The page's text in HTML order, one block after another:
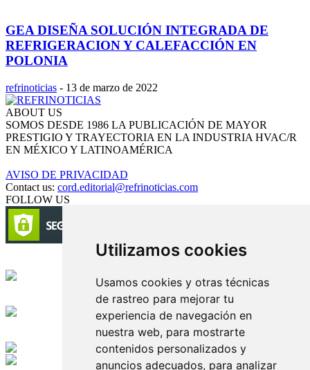
Utilizamos cookies
Usamos cookies y otras técnicas
de rastreo para mejorar tu
experiencia de navegación en
nuestra web, para mostrarte
contenidos personalizados y
anuncios adecuados, para analizar
GEA DISEÑA SOLUCIÓN INTEGRADA DE
REFRIGERACION Y CALEFACCIÓN EN
POLONIA
refrinoticias - 13 de marzo de 2022
ABOUT US
SOMOS DESDE 1986 LA PUBLICACIÓN DE MAYOR
PRESTIGIO Y TRAYECTORIA EN LA INDUSTRIA HVAC/R
EN MÉXICO Y LATINOAMÉRICA
AVISO DE PRIVACIDAD
Contact us: cord.editorial@refrinoticias.com
FOLLOW US
Edición digital con tecnología